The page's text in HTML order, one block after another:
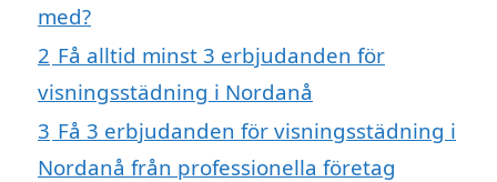
med?
2 Få alltid minst 3 erbjudanden för
visningsstädning i Nordanå
3 Få 3 erbjudanden för visningsstädning i
Nordanå från professionella företag